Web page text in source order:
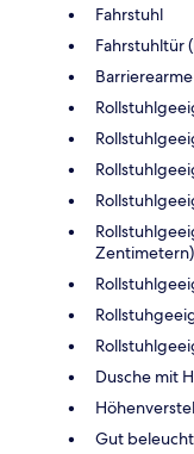
Fahrstuhl
Fahrstuhltür
Dusche mit
Gut